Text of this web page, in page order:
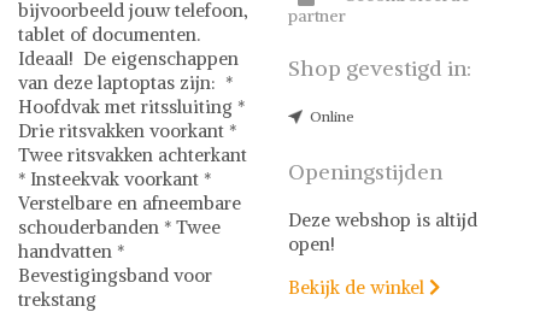
bijvoorbeeld jouw telefoon,
tablet of documenten.
Ideaal! De eigenschappen
van deze laptoptas zijn: *
Hoofdvak met ritssluiting *
Drie ritsvakken voorkant *
Twee ritsvakken achterkant
* Insteekvak voorkant *
Verstelbare en afneembare
schouderbanden * Twee
handvatten *
Bevestigingsband voor
trekstang
partner
Shop gevestigd in:
Online
Openingstijden
Deze webshop is altijd
open!
Bekijk de winkel 